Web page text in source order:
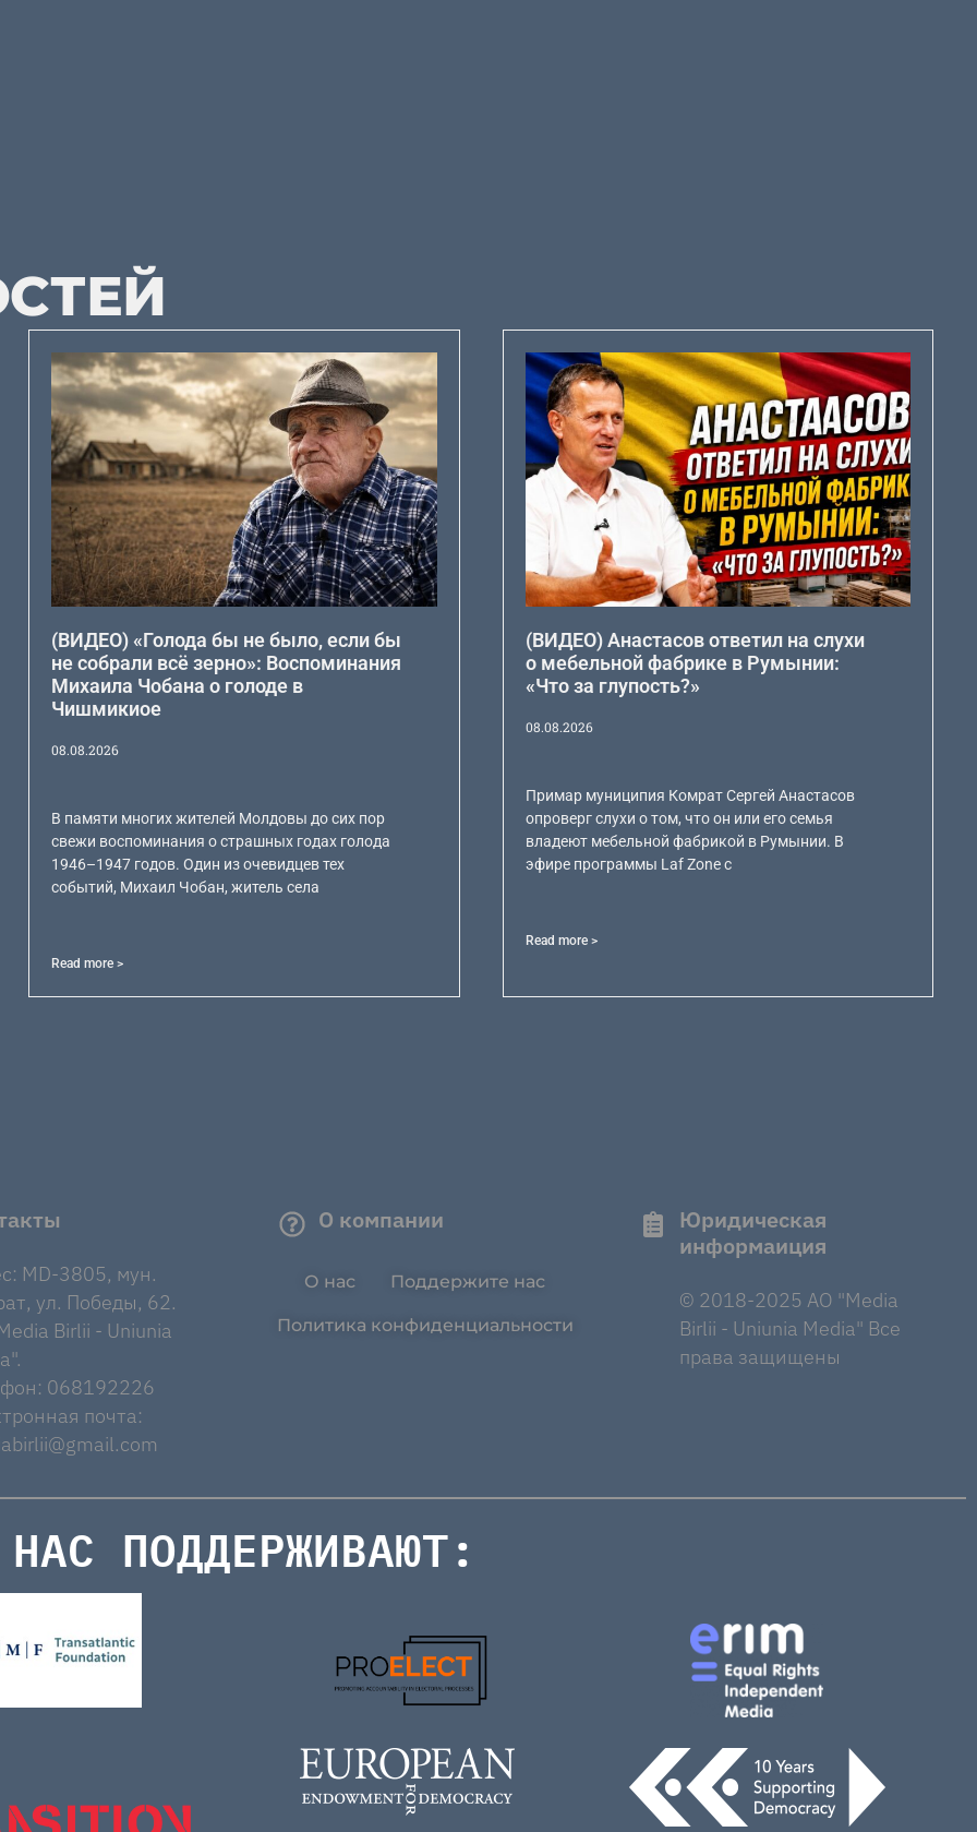
(ВИДЕО) «Голода бы не было, если бы
не собрали всё зерно»: Воспоминания
Михаила Чобана о голоде в
Чишмикиое
08.08.2026
В памяти многих жителей Молдовы до сих пор
свежи воспоминания о страшных годах голода
1946–1947 годов. Один из очевидцев тех
событий, Михаил Чобан, житель села
Read more >
(ВИДЕО) Анастасов ответил на слухи
о мебельной фабрике в Румынии:
«Что за глупость?»
08.08.2026
Примар муниципия Комрат Сергей Анастасов
опроверг слухи о том, что он или его семья
владеют мебельной фабрикой в Румынии. В
эфире программы Laf Zone с
Read more >
MD-3805, мун.
ул. Победы, 62.
Birlii - Uniunia
068192226
почта:
О компании
О нас Поддержите нас
Политика конфиденциальности
Юридическая
информаиция
© 2018-2025 AO "Media
Birlii - Uniunia Media" Все
права защищены
НАС ПОДДЕРЖИВАЮТ: